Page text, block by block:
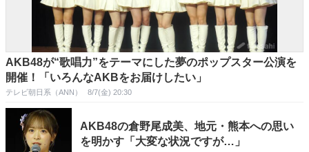
AKB48が“歌唱力”をテーマにした夢のポップスター公演を
開催！「いろんなAKBをお届けしたい」
テレビ朝日系（ANN） 8/7(金) 20:30
AKB48の倉野尾成美、地元・熊本への思い
を明かす「大変な状況ですが…」